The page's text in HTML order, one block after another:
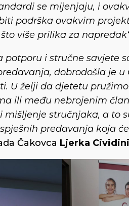
se mijenjaju, i
podrška ovakvim
više prilika za
potporu i stručne
dobrodošla je
U želji da djetetu
ili među nebrojenim
mišljenje stručnjaka, a to
predavanja koja
Čakovca Ljerka